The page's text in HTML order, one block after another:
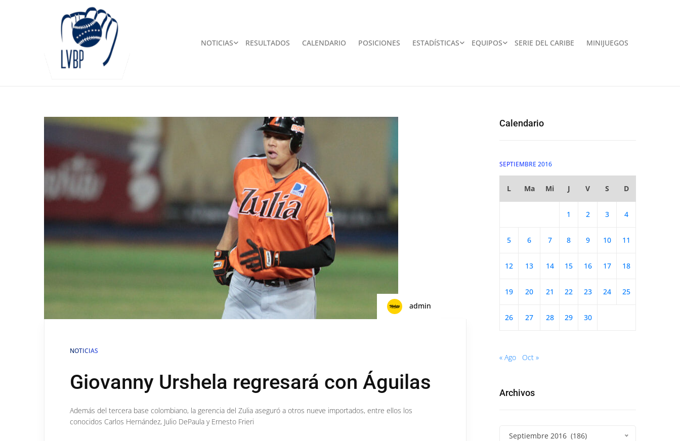
NOTICIAS RESULTADOS CALENDARIO POSICIONES ESTADÍSTICAS EQUIPOS SERIE DEL CARIBE MINIJUEGOS
admin
NOTICIAS
Giovanny Urshela regresará con Águilas
Además del tercera base colombiano, la gerencia del Zulia aseguró a otros nueve importados, entre ellos los
conocidos Carlos Hernández, Julio DePaula y Ernesto Frieri
Calendario
SEPTIEMBRE 2016
L Ma Mi J V S D
1 2 3 4
5 6 7 8 9 10 11
12 13 14 15 16 17 18
19 20 21 22 23 24 25
26 27 28 29 30
« Ago Oct »
Archivos
Septiembre 2016 (186)